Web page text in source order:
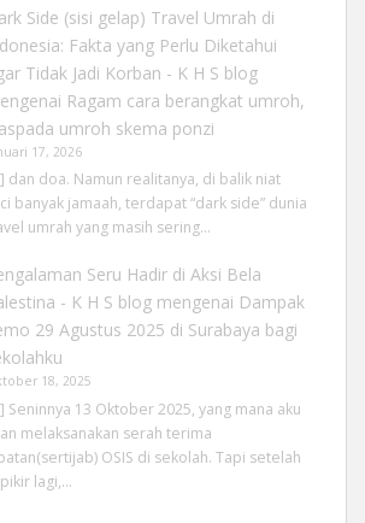
Side (sisi gelap) Travel Umrah di
Fakta yang Perlu Diketahui
Tidak Jadi Korban - K H S blog
Ragam cara berangkat umroh,
umroh skema ponzi
17, 2026
dan doa. Namun realitanya, di balik niat
banyak jamaah, terdapat “dark side” dunia
umrah yang masih sering…
Seru Hadir di Aksi Bela
- K H S blogmengenai Dampak
29 Agustus 2025 di Surabaya bagi
18, 2025
Seninnya 13 Oktober 2025, yang mana aku
melaksanakan serah terima
OSIS di sekolah. Tapi setelah
lagi,…